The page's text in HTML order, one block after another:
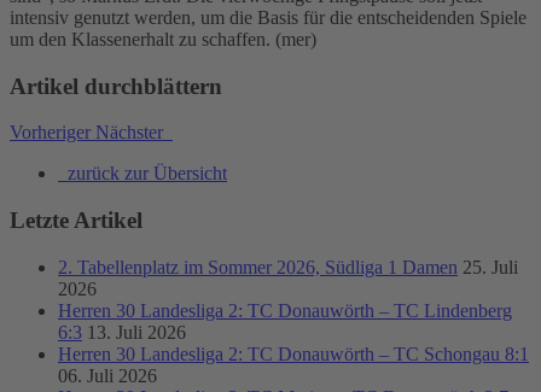
intensiv genutzt werden, um die Basis für die entscheidenden Spiele
um den Klassenerhalt zu schaffen. (mer)
Artikel durchblättern
Vorheriger Nächster
zurück zur Übersicht
Letzte Artikel
2. Tabellenplatz im Sommer 2026, Südliga 1 Damen 25. Juli
2026
Herren 30 Landesliga 2: TC Donauwörth – TC Lindenberg
6:3 13. Juli 2026
Herren 30 Landesliga 2: TC Donauwörth – TC Schongau 8:1
06. Juli 2026